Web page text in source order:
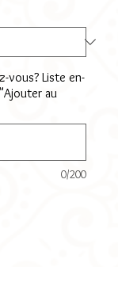
vous? Liste en-
au
0/200